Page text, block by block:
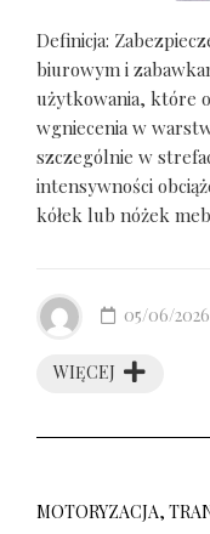
Definicja:
biurowym i
użytkowania, które
wgniecenia w
szczególnie w
intensywności
kółek lub nóżek
WIĘCEJ
05/06/2026
MOTORYZACJA,